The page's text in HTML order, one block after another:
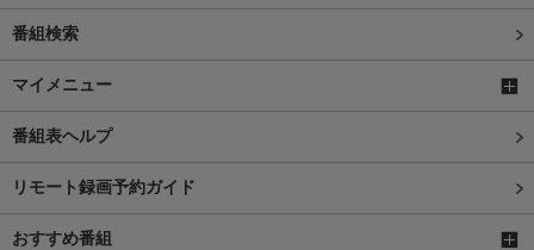
番組検索
マイメニュー
番組表ヘルプ
リモート録画予約ガイド
おすすめ番組